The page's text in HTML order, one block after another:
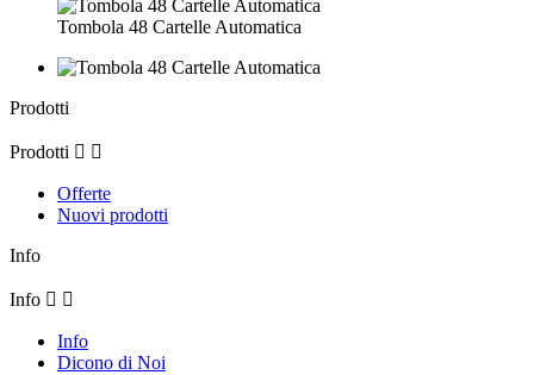
Tombola 48 Cartelle Automatica
Prodotti
Prodotti  
Offerte
Nuovi prodotti
Info
Info  
Info
Dicono di Noi